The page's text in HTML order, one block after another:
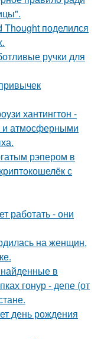
Thought поделился
ручки для
хантингтон -
и атмосферными
рэпером в
с
работать - они
на женщин,
в
гонур - депе (от
день рождения